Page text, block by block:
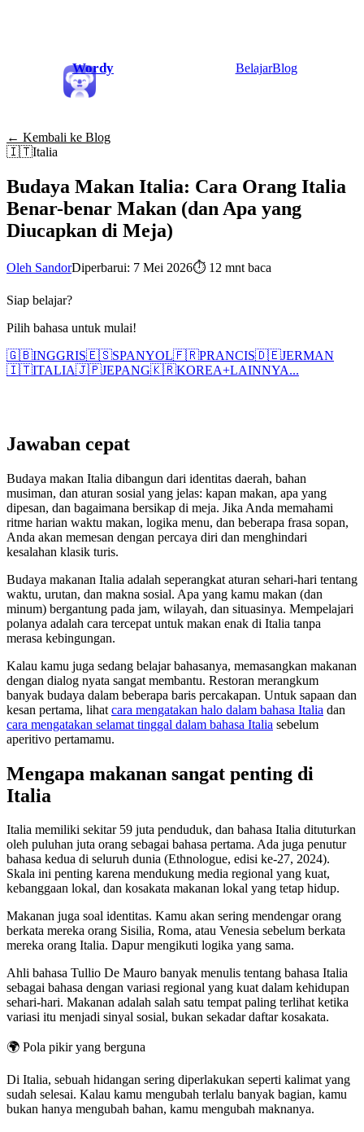
Wordy BelajarBlog
← Kembali ke Blog
🇮🇹Italia
Budaya Makan Italia: Cara Orang Italia
Benar-benar Makan (dan Apa yang
Diucapkan di Meja)
Oleh SandorDiperbarui: 7 Mei 2026⏱ 12 mnt baca
Siap belajar?
Pilih bahasa untuk mulai!
🇬🇧INGGRIS🇪🇸SPANYOL🇫🇷PRANCIS🇩🇪JERMAN
🇮🇹ITALIA🇯🇵JEPANG🇰🇷KOREA+LAINNYA...
Jawaban cepat
Budaya makan Italia dibangun dari identitas daerah, bahan
musiman, dan aturan sosial yang jelas: kapan makan, apa yang
dipesan, dan bagaimana bersikap di meja. Jika Anda memahami
ritme harian waktu makan, logika menu, dan beberapa frasa sopan,
Anda akan memesan dengan percaya diri dan menghindari
kesalahan klasik turis.
Budaya makanan Italia adalah seperangkat aturan sehari-hari tentang
waktu, urutan, dan makna sosial. Apa yang kamu makan (dan
minum) bergantung pada jam, wilayah, dan situasinya. Mempelajari
polanya adalah cara tercepat untuk makan enak di Italia tanpa
merasa kebingungan.
Kalau kamu juga sedang belajar bahasanya, memasangkan makanan
dengan dialog nyata sangat membantu. Restoran merangkum
banyak budaya dalam beberapa baris percakapan. Untuk sapaan dan
kesan pertama, lihat cara mengatakan halo dalam bahasa Italia dan
cara mengatakan selamat tinggal dalam bahasa Italia sebelum
aperitivo pertamamu.
Mengapa makanan sangat penting di
Italia
Italia memiliki sekitar 59 juta penduduk, dan bahasa Italia dituturkan
oleh puluhan juta orang sebagai bahasa pertama. Ada juga penutur
bahasa kedua di seluruh dunia (Ethnologue, edisi ke-27, 2024).
Skala ini penting karena mendukung media regional yang kuat,
kebanggaan lokal, dan kosakata makanan lokal yang tetap hidup.
Makanan juga soal identitas. Kamu akan sering mendengar orang
berkata mereka orang Sisilia, Roma, atau Venesia sebelum berkata
mereka orang Italia. Dapur mengikuti logika yang sama.
Ahli bahasa Tullio De Mauro banyak menulis tentang bahasa Italia
sebagai bahasa dengan variasi regional yang kuat dalam kehidupan
sehari-hari. Makanan adalah salah satu tempat paling terlihat ketika
variasi itu menjadi sinyal sosial, bukan sekadar daftar kosakata.
🌍 Pola pikir yang berguna
Di Italia, sebuah hidangan sering diperlakukan seperti kalimat yang
sudah selesai. Kalau kamu mengubah terlalu banyak bagian, kamu
bukan hanya mengubah bahan, kamu mengubah maknanya.